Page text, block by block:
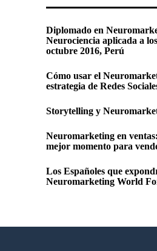
Diplomado en
Neurociencia aplicada a
octubre 2016, Perú
Cómo usar el
estrategia de Redes
Storytelling y
Neuromarketing en
mejor momento para
Los Españoles que
Neuromarketing World